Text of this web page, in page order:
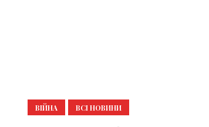
ВІЙНА ВСІ НОВИНИ